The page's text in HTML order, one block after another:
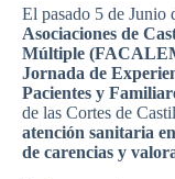
El pasado 5 de Junio
Asociaciones de
Múltiple
Jornada de
Pacientes y
de las Cortes de
atención sanitaria
de carencias y